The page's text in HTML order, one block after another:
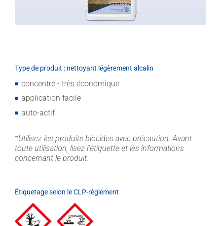
Type de produit : nettoyant légèrement alcalin
concentré - très économique
application facile
auto-actif
*Utilisez les produits biocides avec précaution. Avant
toute utilisation, lisez l'étiquette et les informations
concernant le produit.
Étiquetage selon le CLP-règlement